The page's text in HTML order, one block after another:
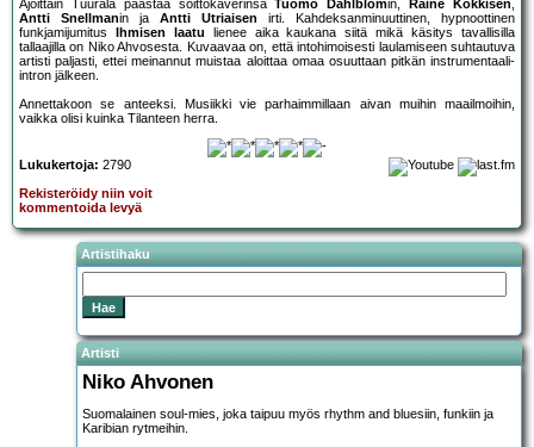
Ajoittain Tuurala päästää soittokaverinsaTuomo Dahl­blomin, Raine Kokkisen,
Antti Snellmanin ja Antti Utriaisen irti. Kahdeksanminuuttinen, hypnoottinen
funkjamijumitus
Ihmisen laatu lienee aika kaukana siitä mikä käsitys tavallisilla
tallaajilla on Niko Ahvosesta. Kuvaavaa on, että intohimoisesti laulamiseen suhtautuva
artisti paljasti, ettei meinannut muistaa aloittaa omaa osuuttaan pitkän instrumentaali-
intron jälkeen.
Annettakoon se anteeksi. Musiikki vie parhaimmillaan aivan muihin maailmoihin,
vaikka olisi kuinka Tilanteen herra.
Lukukertoja: 2790
Rekisteröidy niin voit
kommentoida levyä
Artistihaku
Artisti
Niko Ahvonen
Suomalainen soul-mies, joka taipuu myös rhythm and bluesiin, funkiin ja
Karibian rytmeihin.